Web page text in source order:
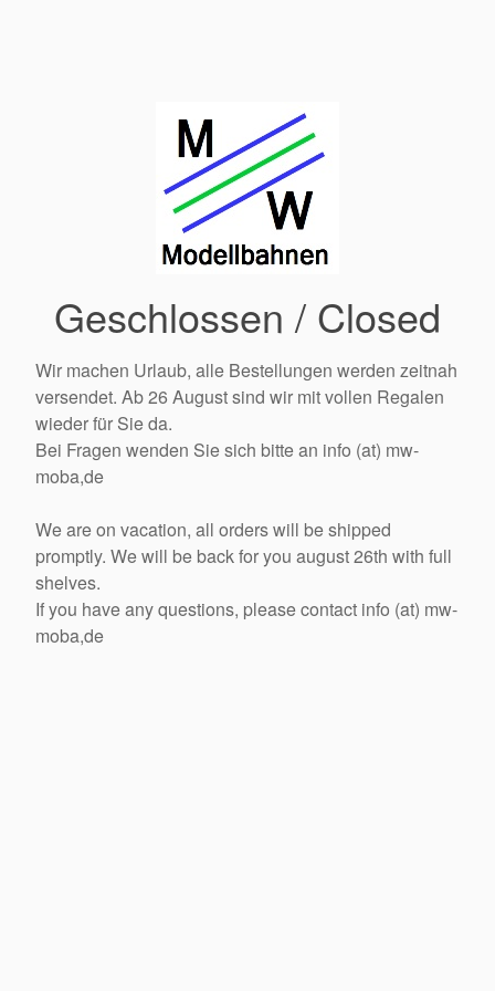
Geschlossen / Closed
Wir machen Urlaub, alle Bestellungen werden zeitnah
versendet. Ab 26 August sind wir mit vollen Regalen
wieder für Sie da.
Bei Fragen wenden Sie sich bitte an info (at) mw-
moba,de
We are on vacation, all orders will be shipped
promptly. We will be back for you august 26th with full
shelves.
If you have any questions, please contact info (at) mw-
moba,de